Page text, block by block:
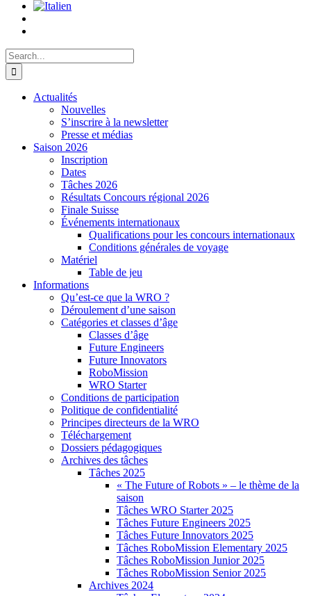
Search
for:
Actualités
Nouvelles
S’inscrire à la newsletter
Presse et médias
Saison 2026
Inscription
Dates
Tâches 2026
Résultats Concours régional 2026
Finale Suisse
Événements internationaux
Qualifications pour les concours internationaux
Conditions générales de voyage
Matériel
Table de jeu
Informations
Qu’est-ce que la WRO ?
Déroulement d’une saison
Catégories et classes d’âge
Classes d’âge
Future Engineers
Future Innovators
RoboMission
WRO Starter
Conditions de participation
Politique de confidentialité
Principes directeurs de la WRO
Téléchargement
Dossiers pédagogiques
Archives des tâches
Tâches 2025
« The Future of Robots » – le thème de la
saison
Tâches WRO Starter 2025
Tâches Future Engineers 2025
Tâches Future Innovators 2025
Tâches RoboMission Elementary 2025
Tâches RoboMission Junior 2025
Tâches RoboMission Senior 2025
Archives 2024